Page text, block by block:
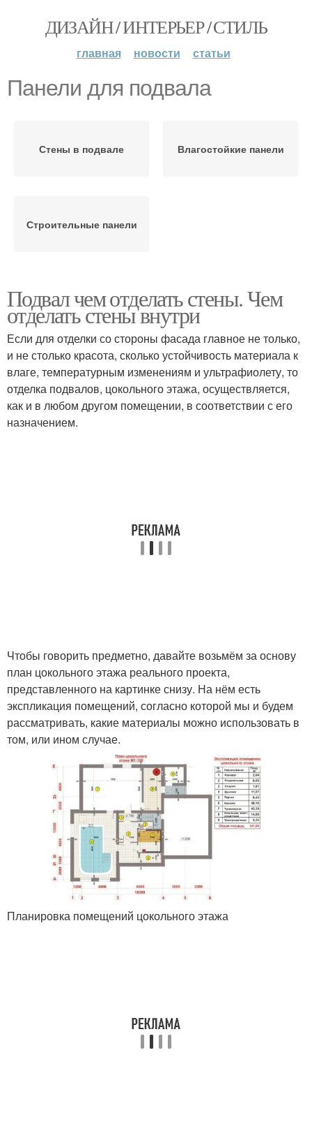
ДИЗАЙН / ИНТЕРЬЕР / СТИЛЬ
главная новости статьи
Панели для подвала
Стены в подвале Влагостойкие панели
Строительные панели
Подвал чем отделать стены. Чем
отделать стены внутри
Если для отделки со стороны фасада главное не только,
и не столько красота, сколько устойчивость материала к
влаге, температурным изменениям и ультрафиолету, то
отделка подвалов, цокольного этажа, осуществляется,
как и в любом другом помещении, в соответствии с его
назначением.
Чтобы говорить предметно, давайте возьмём за основу
план цокольного этажа реального проекта,
представленного на картинке снизу. На нём есть
экспликация помещений, согласно которой мы и будем
рассматривать, какие материалы можно использовать в
том, или ином случае.
Планировка помещений цокольного этажа